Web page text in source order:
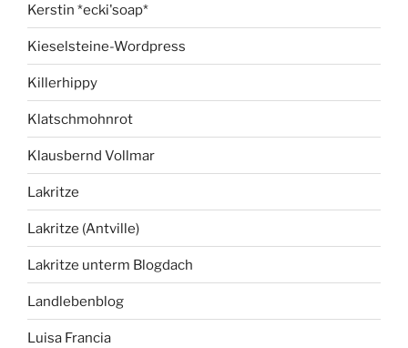
Kerstin *ecki'soap*
Kieselsteine-Wordpress
Killerhippy
Klatschmohnrot
Klausbernd Vollmar
Lakritze
Lakritze (Antville)
Lakritze unterm Blogdach
Landlebenblog
Luisa Francia